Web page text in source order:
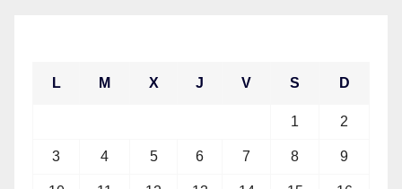
L M X J V S D
1 2
3 4 5 6 7 8 9